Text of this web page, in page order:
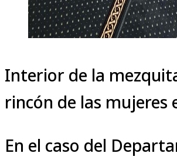
Interior de la
rincón de las mujeres
En el caso del